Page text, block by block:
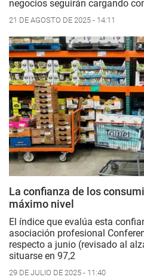
negocios seguirán cargando
21 DE AGOSTO DE 2025 - 14:11
La confianza de los
máximo nivel
El índice que evalúa esta
asociación profesional
respecto a junio (revisado al
situarse en 97,2
29 DE JULIO DE 2025 - 11:40